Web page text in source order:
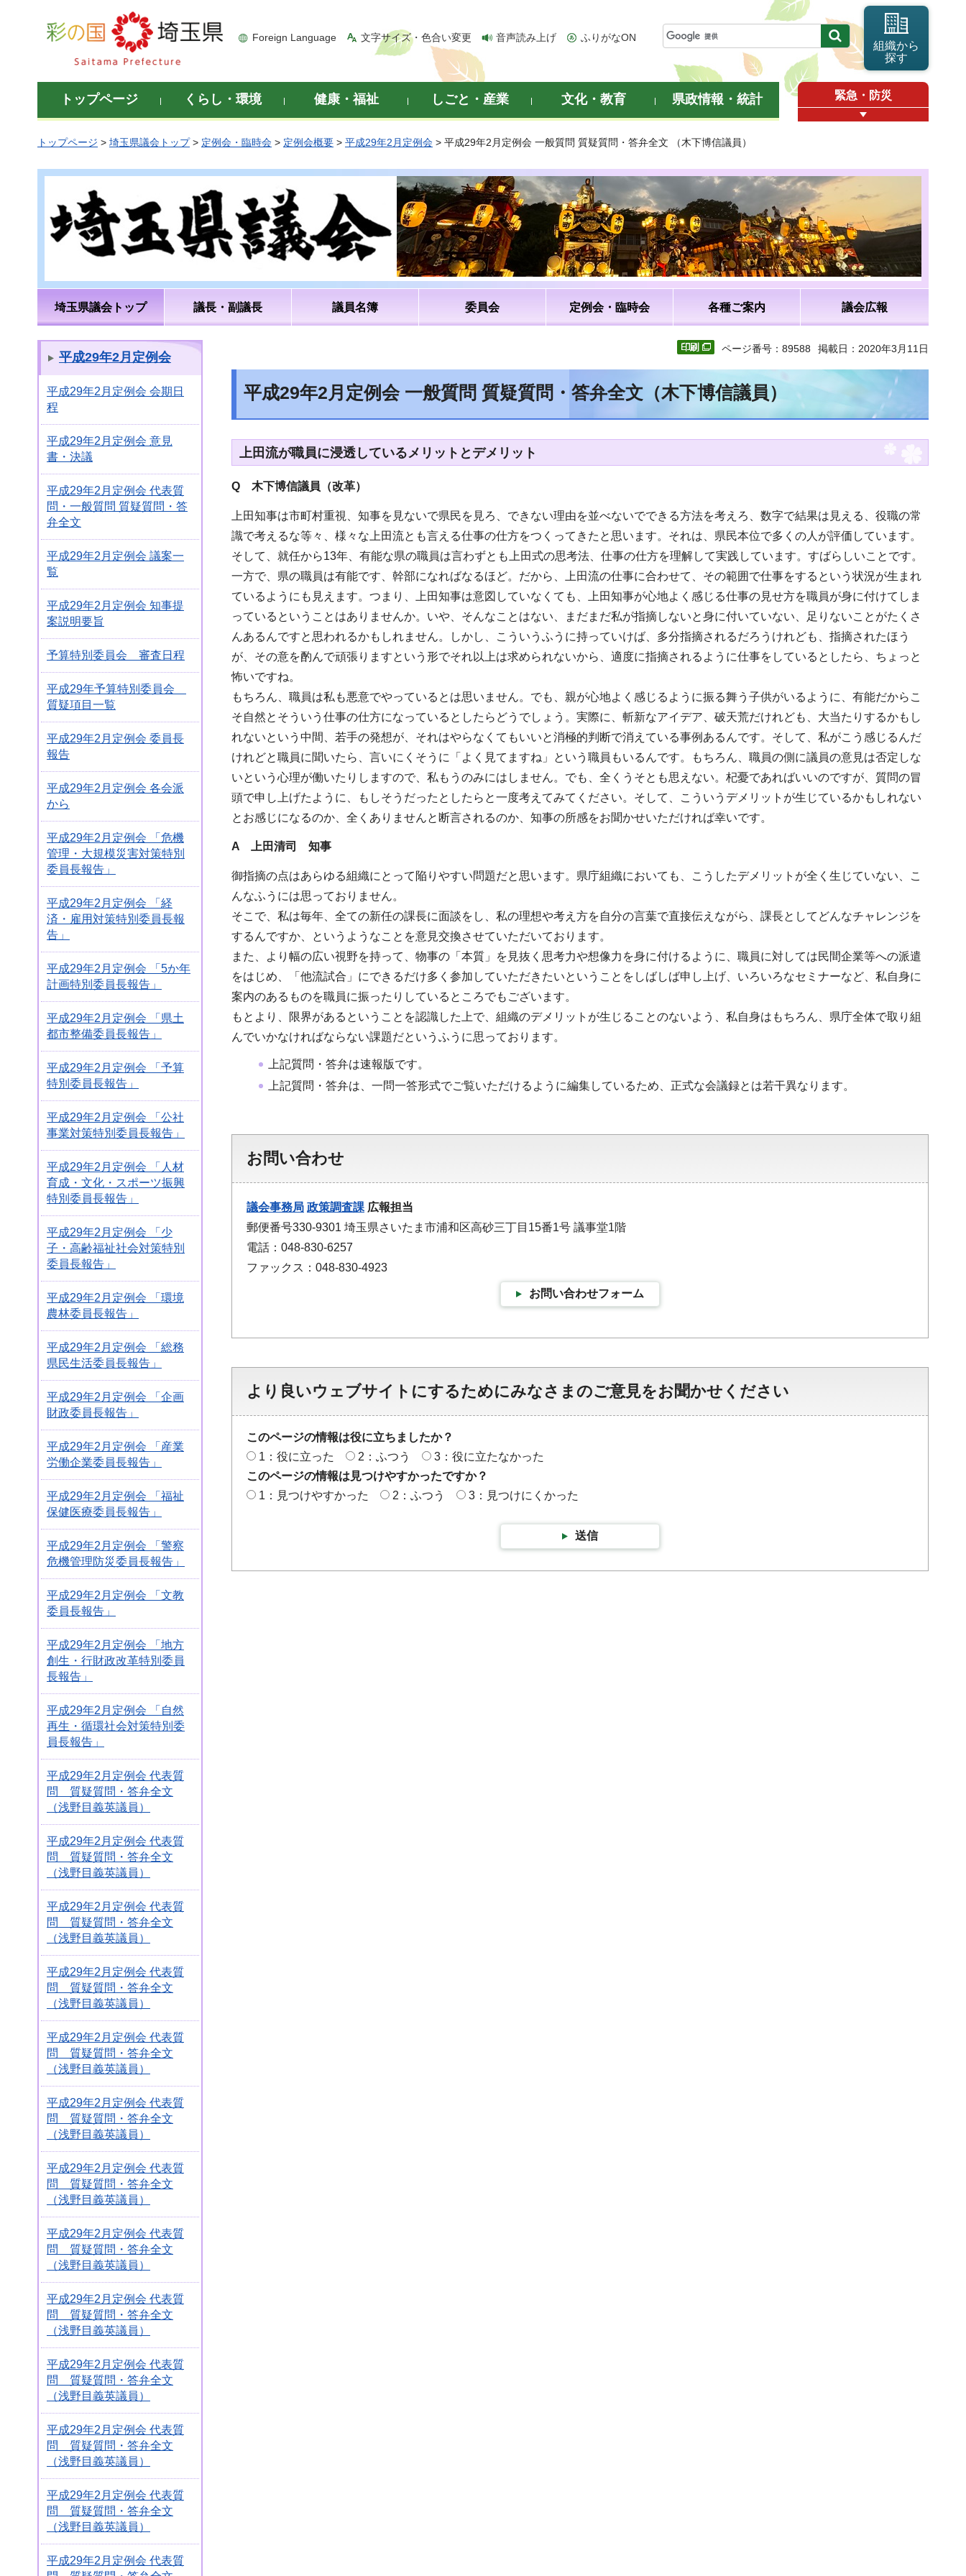
彩の国 埼玉県
Foreign Language 文字サイズ・色合い変更 音声読み上げ ふりがなON
組織から
探す
トップページ くらし・環境 健康・福祉 しごと・産業 文化・教育 県政情報・統計 緊急・防災
トップページ > 埼玉県議会トップ> 定例会・臨時会 > 定例会概要 > 平成29年2月定例会 > 平成29年2月定例会 一般質問 質疑質問・答弁全文 （木下博信議員）
埼玉県議会トップ 議長・副議長 議員名簿 委員会 定例会・臨時会 各種ご案内 議会広報
平成29年2月定例会
平成29年2月定例会 会期日
程
平成29年2月定例会 意見
書・決議
平成29年2月定例会 代表質
問・一般質問 質疑質問・答
弁全文
平成29年2月定例会 議案一
覧
平成29年2月定例会 知事提
案説明要旨
予算特別委員会 審査日程
平成29年予算特別委員会
質疑項目一覧
平成29年2月定例会 委員長
報告
平成29年2月定例会 各会派
から
平成29年2月定例会 「危機
管理・大規模災害対策特別
委員長報告」
平成29年2月定例会 「経
済・雇用対策特別委員長報
告」
平成29年2月定例会 「5か年
計画特別委員長報告」
平成29年2月定例会 「県土
都市整備委員長報告」
平成29年2月定例会 「予算
特別委員長報告」
平成29年2月定例会 「公社
事業対策特別委員長報告」
平成29年2月定例会 「人材
育成・文化・スポーツ振興
特別委員長報告」
平成29年2月定例会 「少
子・高齢福祉社会対策特別
委員長報告」
平成29年2月定例会 「環境
農林委員長報告」
平成29年2月定例会 「総務
県民生活委員長報告」
平成29年2月定例会 「企画
財政委員長報告」
平成29年2月定例会 「産業
労働企業委員長報告」
平成29年2月定例会 「福祉
保健医療委員長報告」
平成29年2月定例会 「警察
危機管理防災委員長報告」
平成29年2月定例会 「文教
委員長報告」
平成29年2月定例会 「地方
創生・行財政改革特別委員
長報告」
平成29年2月定例会 「自然
再生・循環社会対策特別委
員長報告」
平成29年2月定例会 代表質
問 質疑質問・答弁全文
（浅野目義英議員）
平成29年2月定例会 代表質
問 質疑質問・答弁全文
（浅野目義英議員）
平成29年2月定例会 代表質
問 質疑質問・答弁全文
（浅野目義英議員）
平成29年2月定例会 代表質
問 質疑質問・答弁全文
（浅野目義英議員）
平成29年2月定例会 代表質
問 質疑質問・答弁全文
（浅野目義英議員）
平成29年2月定例会 代表質
問 質疑質問・答弁全文
（浅野目義英議員）
平成29年2月定例会 代表質
問 質疑質問・答弁全文
（浅野目義英議員）
平成29年2月定例会 代表質
問 質疑質問・答弁全文
（浅野目義英議員）
平成29年2月定例会 代表質
問 質疑質問・答弁全文
（浅野目義英議員）
平成29年2月定例会 代表質
問 質疑質問・答弁全文
（浅野目義英議員）
平成29年2月定例会 代表質
問 質疑質問・答弁全文
（浅野目義英議員）
平成29年2月定例会 代表質
問 質疑質問・答弁全文
（浅野目義英議員）
平成29年2月定例会 代表質
ページ番号：89588 掲載日：2020年3月11日
平成29年2月定例会 一般質問 質疑質問・答弁全文（木下博信議員）
上田流が職員に浸透しているメリットとデメリット
Q 木下博信議員（改革）
上田知事は市町村重視、知事を見ないで県民を見ろ、できない理由を並べないでできる方法を考えろ、数字で結果は見える、役職の常
識で考えるな等々、様々な上田流とも言える仕事の仕方をつくってきたと思います。それは、県民本位で多くの人が評価しています。
そして、就任から13年、有能な県の職員は言わずとも上田式の思考法、仕事の仕方を理解して実践しています。すばらしいことです。
一方で、県の職員は有能です、幹部になればなるほど。だから、上田流の仕事に合わせて、その範囲で仕事をするという状況が生まれ
ているようにも見えます。つまり、上田知事は意図していなくても、上田知事が心地よく感じる仕事の見せ方を職員が身に付けてしま
っているということはありませんか。いや、そんなことはない、まだまだ私が指摘しないと身に付いていない、足りないことがたくさ
んあるんですと思われるかもしれません。しかし、こういうふうに持っていけば、多分指摘されるだろうけれども、指摘されたほう
が、その意を酌んで頑張りますという形でそれ以上は求められないから、適度に指摘されるように仕事をしているとしたら、ちょっと
怖いですね。
もちろん、職員は私も悪意でやっているとは思いません。でも、親が心地よく感じるように振る舞う子供がいるように、有能だからこ
そ自然とそういう仕事の仕方になっているとしたらどうでしょう。実際に、斬新なアイデア、破天荒だけれども、大当たりするかもし
れないという中間、若手の発想が、それはやらなくてもいいと消極的判断で消えている事例あるんです。そして、私がこう感じるんだ
けれどと職員に聞いたら、言いにくそうに「よく見てますね」という職員もいるんです。もちろん、職員の側に議員の意見は否定しな
いという心理が働いたりしますので、私もうのみにはしません。でも、全くうそとも思えない。杞憂であればいいのですが、質問の冒
頭で申し上げたように、もしそうだったとしたらと一度考えてみてください。そして、こういうデメリットが生じているかもしれない
とお感じになるのか、全くありませんと断言されるのか、知事の所感をお聞かせいただければ幸いです。
A 上田清司 知事
御指摘の点はあらゆる組織にとって陥りやすい問題だと思います。県庁組織においても、こうしたデメリットが全く生じていない、こ
んなふうには思っておりません。
そこで、私は毎年、全ての新任の課長に面談をし、私の理想や考え方を自分の言葉で直接伝えながら、課長としてどんなチャレンジを
するんですか、というようなことを意見交換させていただいております。
また、より幅の広い視野を持って、物事の「本質」を見抜く思考力や想像力を身に付けるように、職員に対しては民間企業等への派遣
をはじめ、「他流試合」にできるだけ多く参加していただきたいということをしばしば申し上げ、いろいろなセミナーなど、私自身に
案内のあるものを職員に振ったりしているところでもございます。
もとより、限界があるということを認識した上で、組織のデメリットが生じることのないよう、私自身はもちろん、県庁全体で取り組
んでいかなければならない課題だというふうに思っております。
上記質問・答弁は速報版です。
上記質問・答弁は、一問一答形式でご覧いただけるように編集しているため、正式な会議録とは若干異なります。
お問い合わせ
議会事務局 政策調査課 広報担当
郵便番号330-9301 埼玉県さいたま市浦和区高砂三丁目15番1号 議事堂1階
電話：048-830-6257
ファックス：048-830-4923
お問い合わせフォーム
より良いウェブサイトにするためにみなさまのご意見をお聞かせください
このページの情報は役に立ちましたか？
1：役に立った
2：ふつう
3：役に立たなかった
このページの情報は見つけやすかったですか？
1：見つけやすかった
2：ふつう 3：見つけにくかった
送信